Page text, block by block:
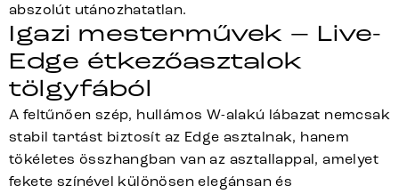
abszolút utánozhatatlan.
Igazi mesterművek – Live-
Edge étkezőasztalok
tölgyfából
A feltűnően szép, hullámos W-alakú lábazat nemcsak
stabil tartást biztosít az Edge asztalnak, hanem
tökéletes összhangban van az asztallappal, amelyet
fekete színével különösen elegánsan és